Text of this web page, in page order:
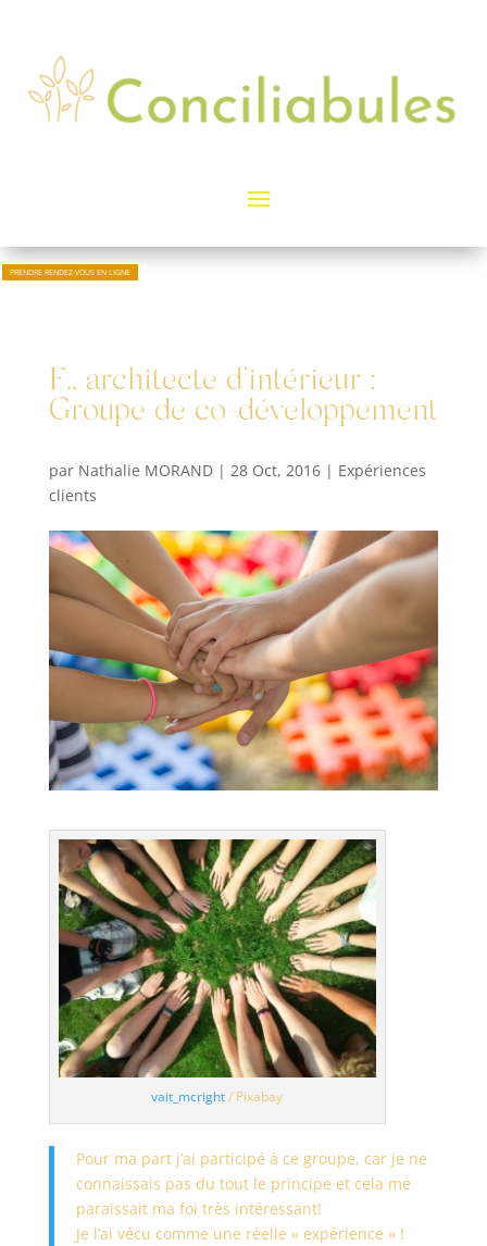
PRENDRE RENDEZ-VOUS EN LIGNE
F., architecte d’intérieur :
Groupe de co-développement
par Nathalie MORAND| 28 Oct, 2016| Expériences
clients
vait_mcright/ Pixabay
Pour ma part j’ai participé à ce groupe, car je ne
connaissais pas du tout le principe et cela me
paraissait ma foi très intéressant!
Je l’ai vécu comme une réelle « expérience » !